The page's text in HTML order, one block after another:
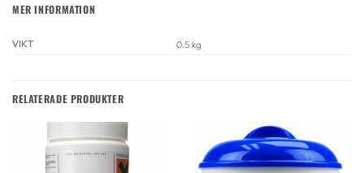
MER INFORMATION
VIKT 0.5 kg
RELATERADE PRODUKTER